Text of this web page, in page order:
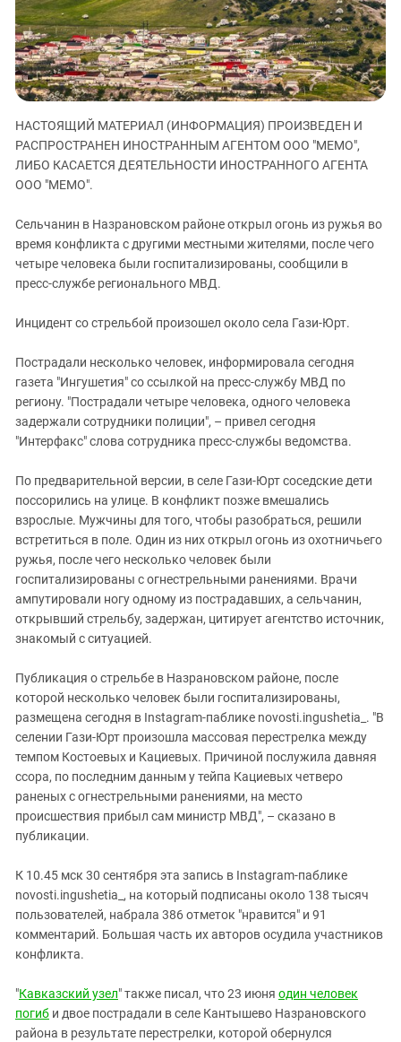
ЗАСТАВЛЯЕТ
КАВКАЗ ЗА ПАЛЕСТИНУ
ИНАКОМЫСЛИЕ В ЧЕЧНЕ
ПРЕСЛЕДОВАНИЕ АКТИВИСТОВ
МОБИЛИЗАЦИЯ И ПРОТЕСТЫ
Дагестан
Ингушетия
Кабардино-Балкария
Калмыкия
Карачаево-Черкесия
Краснодарский край
Нагорный Карабах
Ростовская область
Северная Осетия - Алания
Ставропольский край
Южная Осетия
Южный Кавказ
ЮФО
НАСТОЯЩИЙ МАТЕРИАЛ (ИНФОРМАЦИЯ) ПРОИЗВЕДЕН И
РАСПРОСТРАНЕН ИНОСТРАННЫМ АГЕНТОМ ООО "МЕМО",
ЛИБО КАСАЕТСЯ ДЕЯТЕЛЬНОСТИ ИНОСТРАННОГО АГЕНТА
ООО "МЕМО".
Сельчанин в Назрановском районе открыл огонь из ружья во
время конфликта с другими местными жителями, после чего
четыре человека были госпитализированы, сообщили в
пресс-службе регионального МВД.
Инцидент со стрельбой произошел около села Гази-Юрт.
Пострадали несколько человек, информировала сегодня
газета "Ингушетия" со ссылкой на пресс-службу МВД по
региону. "Пострадали четыре человека, одного человека
задержали сотрудники полиции", – привел сегодня
"Интерфакс" слова сотрудника пресс-службы ведомства.
По предварительной версии, в селе Гази-Юрт соседские дети
поссорились на улице. В конфликт позже вмешались
взрослые. Мужчины для того, чтобы разобраться, решили
встретиться в поле. Один из них открыл огонь из охотничьего
ружья, после чего несколько человек были
госпитализированы с огнестрельными ранениями. Врачи
ампутировали ногу одному из пострадавших, а сельчанин,
открывший стрельбу, задержан, цитирует агентство источник,
знакомый с ситуацией.
Публикация о стрельбе в Назрановском районе, после
которой несколько человек были госпитализированы,
размещена сегодня в Instagram-паблике novosti.ingushetia_. "В
селении Гази-Юрт произошла массовая перестрелка между
темпом Костоевых и Кациевых. Причиной послужила давняя
ссора, по последним данным у тейпа Кациевых четверо
раненых с огнестрельными ранениями, на место
происшествия прибыл сам министр МВД", – сказано в
публикации.
К 10.45 мск 30 сентября эта запись в Instagram-паблике
novosti.ingushetia_, на который подписаны около 138 тысяч
пользователей, набрала 386 отметок "нравится" и 91
комментарий. Большая часть их авторов осудила участников
конфликта.
"Кавказский узел" также писал, что 23 июня один человек
погиб и двое пострадали в селе Кантышево Назрановского
района в результате перестрелки, которой обернулся